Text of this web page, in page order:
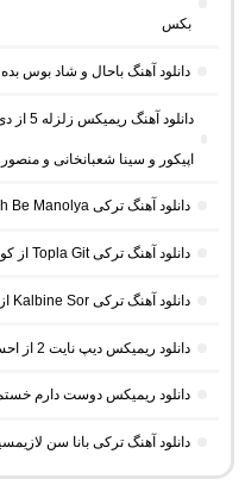
بکس
دانلود آهنگ باحال و شاد بوس
اپیکور و سینا شعبانخانی و منصور
دانلود آهنگ ترکی Ah Be Manolya از بوراک بولوت
دانلود آهنگ ترکی Topla Git از کورتولوش کوش
دانلود آهنگ ترکی Kalbine Sor از Bahadır Macit و Tunahan Sakar
دانلود ریمیکس دیپ نایت 2 از احسان رمزی (ریمیکس طولانی غمگین)
دانلود ریمیکس دوست دارم
دانلود آهنگ ترکی بانا سن